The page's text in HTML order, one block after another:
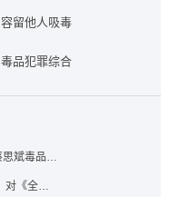
容留他人吸毒
毒品犯罪综合
六百公斤运毒案主犯死刑改判死缓—蔡思斌毒品犯罪辩护成功案例
福州毒品律师推荐:最高院刑五庭庭长：对《全国法院毒品案件审判工作会议纪要》的理解与适用